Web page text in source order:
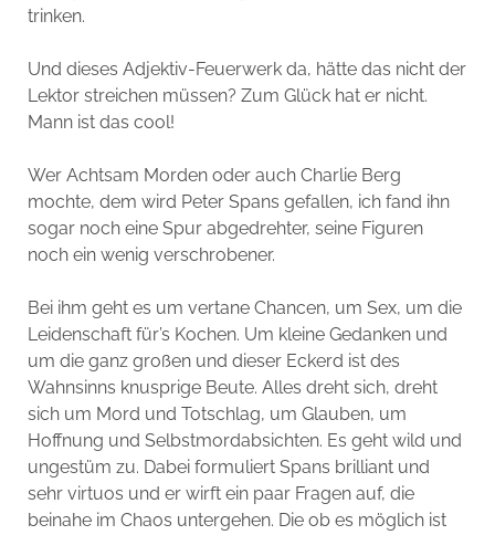
trinken.
Und dieses Adjektiv-Feuerwerk da, hätte das nicht der
Lektor streichen müssen? Zum Glück hat er nicht.
Mann ist das cool!
Wer Achtsam Morden oder auch Charlie Berg
mochte, dem wird Peter Spans gefallen, ich fand ihn
sogar noch eine Spur abgedrehter, seine Figuren
noch ein wenig verschrobener.
Bei ihm geht es um vertane Chancen, um Sex, um die
Leidenschaft für’s Kochen. Um kleine Gedanken und
um die ganz großen und dieser Eckerd ist des
Wahnsinns knusprige Beute. Alles dreht sich, dreht
sich um Mord und Totschlag, um Glauben, um
Hoffnung und Selbstmordabsichten. Es geht wild und
ungestüm zu. Dabei formuliert Spans brilliant und
sehr virtuos und er wirft ein paar Fragen auf, die
beinahe im Chaos untergehen. Die ob es möglich ist